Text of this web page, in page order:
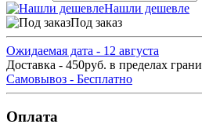
Нашли дешевле
Под заказ
Ожидаемая дата - 12 августа
Доставка - 450руб. в пределах
Самовывоз - Бесплатно
Оплата